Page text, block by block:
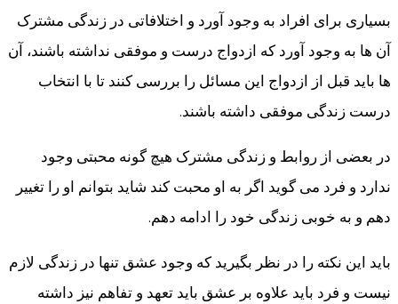
بسیاری برای افراد به وجود آورد و اختلافاتی در زندگی مشترک
آن ها به وجود آورد که ازدواج درست و موفقی نداشته باشند، آن
ها باید قبل از ازدواج این مسائل را بررسی کنند تا با انتخاب
درست زندگی موفقی داشته باشند.
در بعضی از روابط و زندگی مشترک هیچ گونه محبتی وجود
ندارد و فرد می گوید اگر به او محبت کند شاید بتوانم او را تغییر
دهم و به خوبی زندگی خود را ادامه دهم.
باید این نکته را در نظر بگیرید که وجود عشق تنها در زندگی لازم
نیست و فرد باید علاوه بر عشق باید تعهد و تفاهم نیز داشته